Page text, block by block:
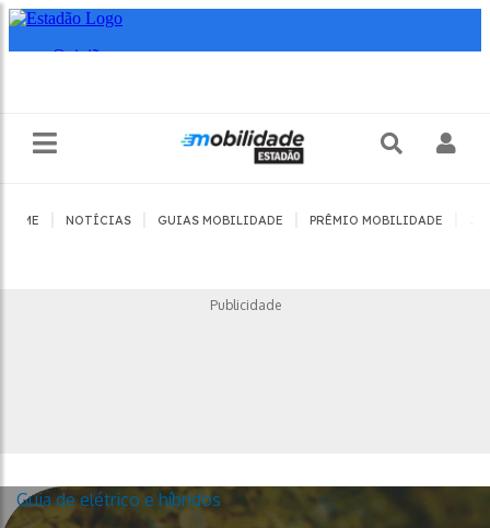
HOME NOTÍCIAS GUIAS MOBILIDADE PRÊMIO MOBILIDADE
Publicidade
Guia de elétrico e híbridos